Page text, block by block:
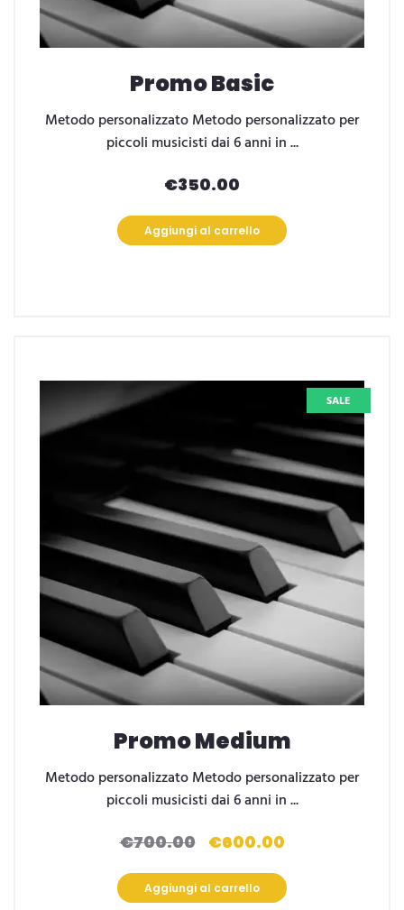
Promo Basic
Metodo personalizzato Metodo personalizzato per
piccoli musicisti dai 6 anni in ...
€350.00
Aggiungi al carrello
SALE
Promo Medium
Metodo personalizzato Metodo personalizzato per
piccoli musicisti dai 6 anni in ...
€700.00
Il
originale
€600.00
attuale
Aggiungi al carrello